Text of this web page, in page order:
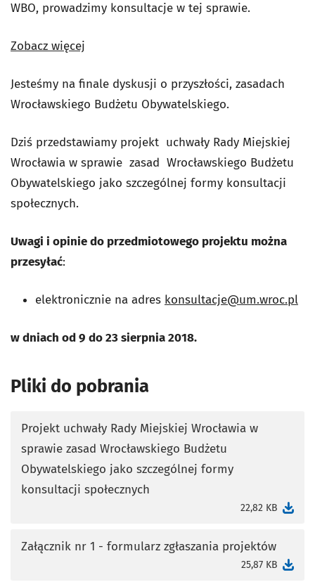
WBO, prowadzimy konsultacje w tej sprawie.
Zobacz więcej
Jesteśmy na finale dyskusji o przyszłości, zasadach
Wrocławskiego Budżetu Obywatelskiego.
Dziś przedstawiamy projekt uchwały Rady Miejskiej
Wrocławia w sprawie zasad Wrocławskiego Budżetu
Obywatelskiego jako szczególnej formy konsultacji
społecznych.
Uwagi i opinie do przedmiotowego projektu można
przesyłać:
elektronicznie na adres konsultacje@um.wroc.pl
w dniach od 9 do 23 sierpnia 2018.
Pliki do pobrania
Projekt uchwały Rady Miejskiej Wrocławia w
sprawie zasad Wrocławskiego Budżetu
Obywatelskiego jako szczególnej formy
konsultacji społecznych
22,82 KB
otworzy się w nowej karcie
Załącznik nr 1 - formularz zgłaszania projektów
25,87 KB